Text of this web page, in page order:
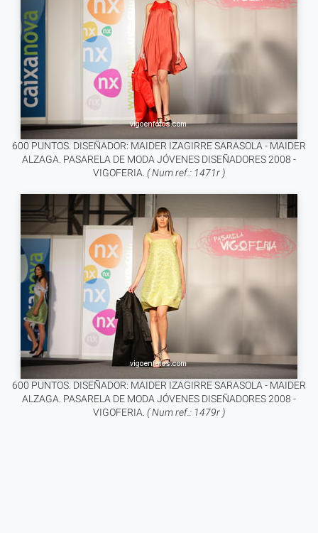
600 PUNTOS. DISEÑADOR: MAIDER IZAGIRRE SARASOLA - MAIDER
ALZAGA. PASARELA DE MODA JÓVENES DISEÑADORES 2008 -
VIGOFERIA. ( Num ref.: 1471r )
600 PUNTOS. DISEÑADOR: MAIDER IZAGIRRE SARASOLA - MAIDER
ALZAGA. PASARELA DE MODA JÓVENES DISEÑADORES 2008 -
VIGOFERIA. ( Num ref.: 1479r )